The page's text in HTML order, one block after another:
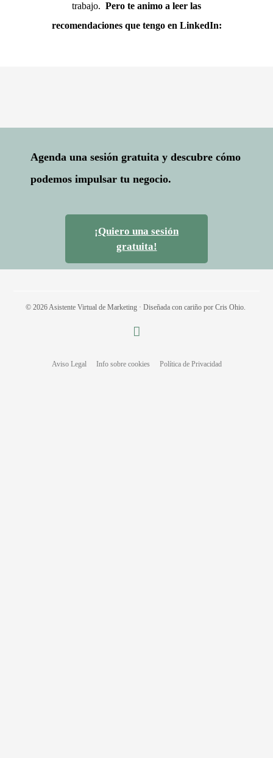
trabajo. Pero te animo a leer las
recomendaciones que tengo en LinkedIn:
Agenda una sesión gratuita y descubre cómo
podemos impulsar tu negocio.
¡Quiero una sesión
gratuita!
© 2026 Asistente Virtual de Marketing · Diseñada con cariño por Cris Ohio.
Aviso Legal Info sobre cookies Política de Privacidad